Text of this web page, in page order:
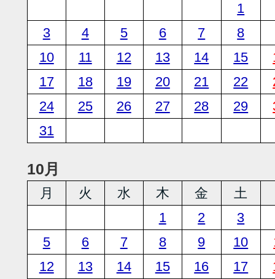
1
3
4 5 6 7
8
10
11 12 13 14 15
17
18 19 20 21 22
24
25 26 27 28 29
31
10月
月 火 水 木 金 土
1
2
3
5
6 7 8 9 10
12
13 14 15 16 17